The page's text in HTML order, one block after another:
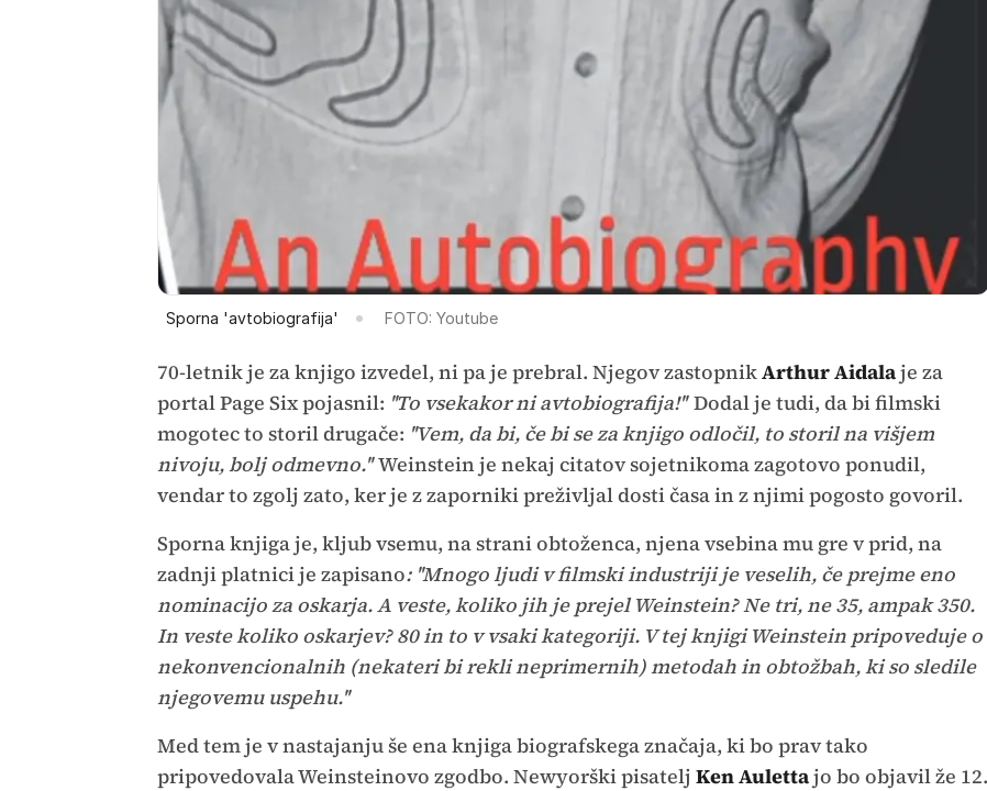
Sporna 'avtobiografija' FOTO: Youtube
70-letnik je za knjigo izvedel, ni pa je prebral. Njegov zastopnikArthur Aidalaje za
portal Page Six pojasnil: ''To vsekakor ni avtobiografija!''Dodal je tudi, da bi filmski
mogotec to storil drugače: ''Vem, da bi, če bi se za knjigo odločil, to storil na višjem
nivoju, bolj odmevno.''Weinstein je nekaj citatov sojetnikoma zagotovo ponudil,
vendar to zgolj zato, ker je z zaporniki preživljal dosti časa in z njimi pogosto govoril.
Sporna knjiga je, kljub vsemu, na strani obtoženca, njena vsebina mu gre v prid, na
zadnji platnici je zapisano: ''Mnogo ljudi v filmski industriji je veselih, če prejme eno
nominacijo za oskarja. A veste, koliko jih je prejel Weinstein? Ne tri, ne 35, ampak 350.
In veste koliko oskarjev? 80 in to v vsaki kategoriji. V tej knjigi Weinstein pripoveduje o
nekonvencionalnih (nekateri bi rekli neprimernih) metodah in obtožbah, ki so sledile
njegovemu uspehu.''
Med tem je v nastajanju še ena knjiga biografskega značaja, ki bo prav tako
pripovedovala Weinsteinovo zgodbo. Newyorški pisatelj Ken Aulettajo bo objavil že 12.